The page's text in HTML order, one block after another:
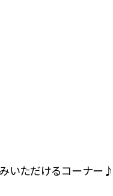
みいただけるコーナー♪